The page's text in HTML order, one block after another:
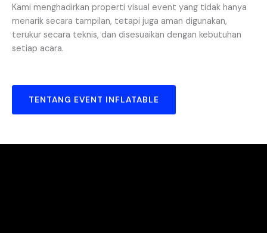
Kami menghadirkan properti visual event yang tidak hanya
menarik secara tampilan, tetapi juga aman digunakan,
terukur secara teknis, dan disesuaikan dengan kebutuhan
setiap acara.
TENTANG EVENT INFLATABLE